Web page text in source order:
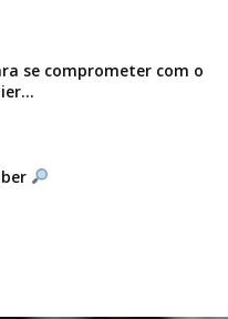
se comprometer com o